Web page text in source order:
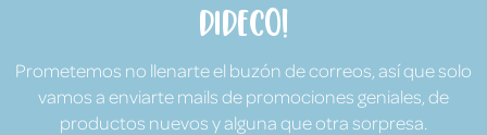
Dideco!
Prometemos no llenarte el buzón de correos, así que solo
vamos a enviarte mails de promociones geniales, de
productos nuevos y alguna que otra sorpresa.